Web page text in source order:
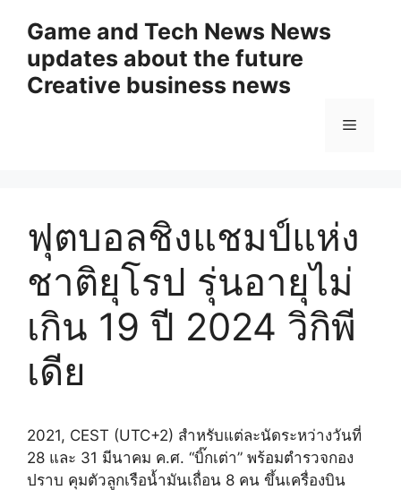
content
Game and Tech News News
updates about the future
Creative business news
Menu
ฟุตบอลชิงแชมป์แห่ง
ชาติยุโรป รุ่นอายุไม่
เกิน 19 ปี 2024 วิกิพี
เดีย
2021, CEST (UTC+2) สำหรับแต่ละนัดระหว่างวันที่
28 และ 31 มีนาคม ค.ศ. “บิ๊กเต่า” พร้อมตำรวจกอง
ปราบ คุมตัวลูกเรือน้ำมันเถื่อน 8 คน ขึ้นเครื่องบิน